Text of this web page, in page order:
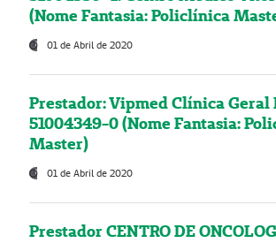
(Nome Fantasia: Policlínica
01 de Abril de 2020
Prestador: Vipmed Clínica Geral
51004349-0 (Nome Fantasia:
Master)
01 de Abril de 2020
Prestador CENTRO DE